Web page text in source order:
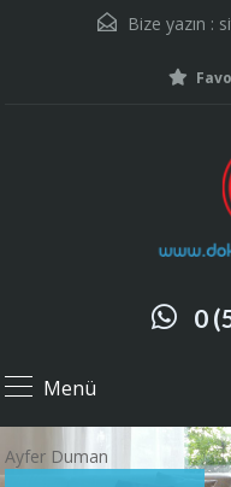
Bize yazın :
0
Menü
Ayfer Duman